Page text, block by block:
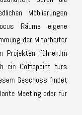
Möblierungen
Räume eigene
der Mitarbeiter
führen.Im
ein Coffepoint fürs
Geschoss findet
Meeting oder für